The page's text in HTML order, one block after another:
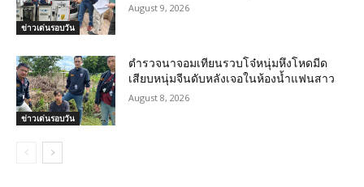
ข่าวเด่นรอบวัน
August 9, 2026
ข่าวเด่นรอบวัน
ตำรวจนาจอมเทียนรวบโจ๋หนุ่มหึงโหดมีด
เสียบหนุ่มจีนดับหลังเจอในห้องน้ำแฟนสาว
August 8, 2026